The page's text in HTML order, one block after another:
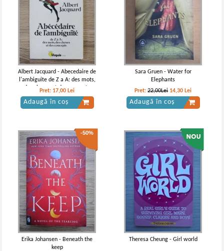
Albert Jacquard - Abecedaire de
l'ambiguite de Z a A: des mots,
des choses et des concepts
Pret: 17,00 Lei
Adaugă în coș
Sara Gruen - Water for
Elephants
Pret:22,00Lei 14,30 Lei
Adaugă în coș
-50%
Erika Johansen - Beneath the
keep
Theresa Cheung - Girl world